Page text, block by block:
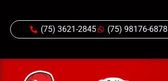
(75) 3621-2845 (75) 98176-6878